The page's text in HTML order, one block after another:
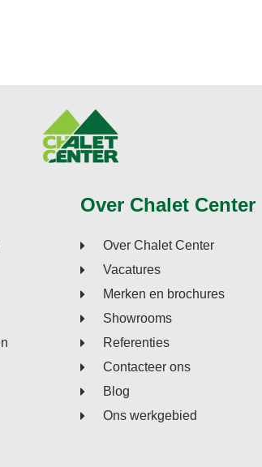
Over Chalet Center
Over Chalet Center
Vacatures
Merken en brochures
Showrooms
Referenties
Contacteer ons
Blog
Ons werkgebied